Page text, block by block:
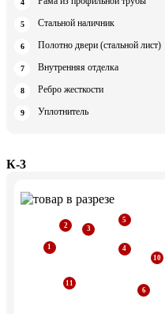
Стальной наличник
Полотно двери (стальной лист)
Внутренняя отделка
Ребро жесткости
Уплотнитель
К-3